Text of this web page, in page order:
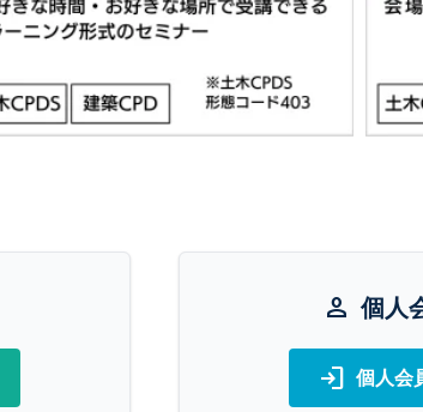
person 個人
login 個人会